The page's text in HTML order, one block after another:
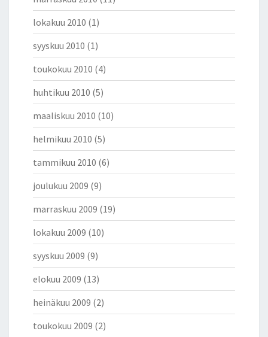
lokakuu 2010 (1)
syyskuu 2010 (1)
toukokuu 2010 (4)
huhtikuu 2010 (5)
maaliskuu 2010 (10)
helmikuu 2010 (5)
tammikuu 2010 (6)
joulukuu 2009 (9)
marraskuu 2009 (19)
lokakuu 2009 (10)
syyskuu 2009 (9)
elokuu 2009 (13)
heinäkuu 2009 (2)
toukokuu 2009 (2)